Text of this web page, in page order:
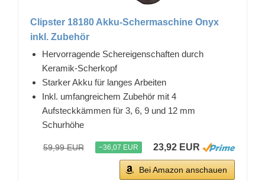
Clipster 18180 Akku-Schermaschine Onyx
inkl. Zubehör
Hervorragende Schereigenschaften durch
Keramik-Scherkopf
Starker Akku für langes Arbeiten
Inkl. umfangreichem Zubehör mit 4
Aufsteckkämmen für 3, 6, 9 und 12 mm
Schurhöhe
59,99 EUR −36,07 EUR 23,92 EUR
Bei Amazon anschauen